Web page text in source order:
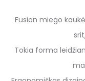
Fusion miego
Tokia forma